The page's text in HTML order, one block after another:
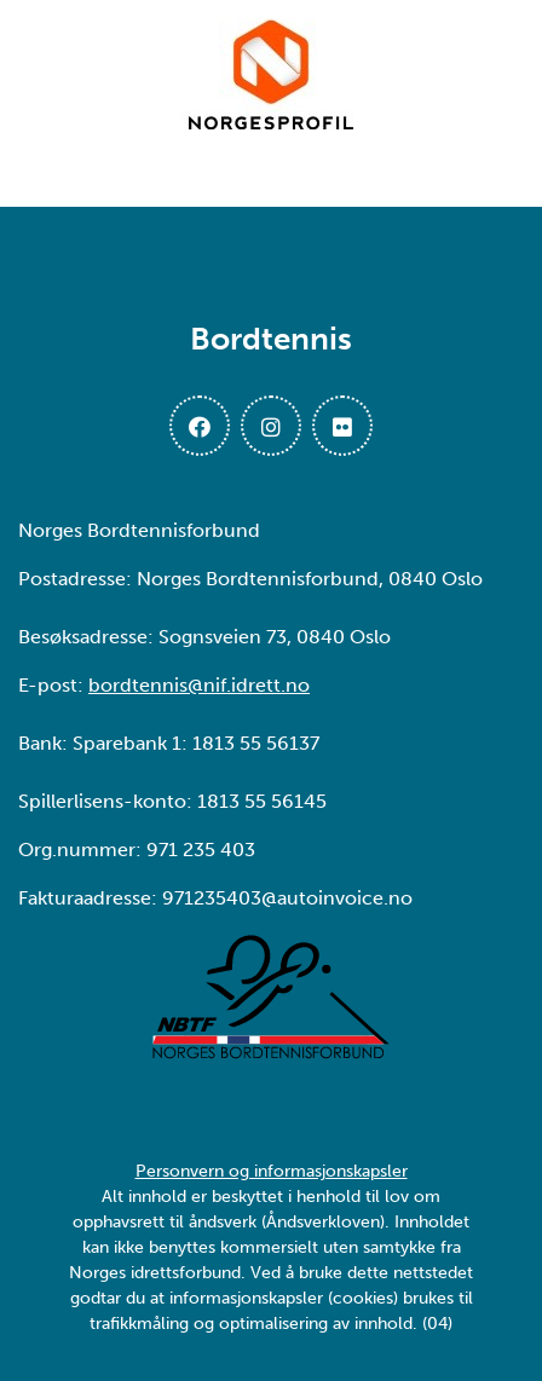
Bordtennis
Norges Bordtennisforbund
Postadresse: Norges Bordtennisforbund, 0840 Oslo
Besøksadresse: Sognsveien 73, 0840 Oslo
E-post: bordtennis@nif.idrett.no
Bank: Sparebank 1: 1813 55 56137
Spillerlisens-konto: 1813 55 56145
Org.nummer: 971 235 403
Fakturaadresse: 971235403@autoinvoice.no
Personvern og informasjonskapsler
Alt innhold er beskyttet i henhold til lov om
opphavsrett til åndsverk (Åndsverkloven). Innholdet
kan ikke benyttes kommersielt uten samtykke fra
Norges idrettsforbund. Ved å bruke dette nettstedet
godtar du at informasjonskapsler (cookies) brukes til
trafikkmåling og optimalisering av innhold. (04)